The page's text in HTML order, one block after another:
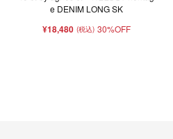
e DENIM LONG SK
¥18,480 (税込) 30%OFF